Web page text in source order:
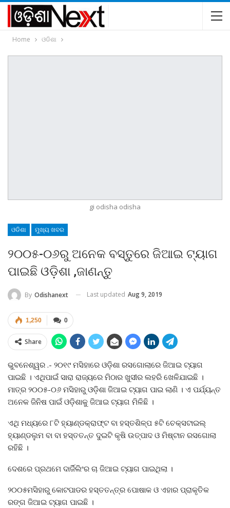
Home ଓଡିଶା
gi odisha odisha
ଓଡିଶା ମୁଖ୍ୟ ଖବର
୨୦୦୫-୦୬ରୁ ଅନେକ ବସ୍ତୁରେ ଜିଆଇ ଟ୍ୟାଗ
ପାଇଛି ଓଡ଼ିଶା ,ଜାଣନ୍ତୁ
By Odishanext Last updated Aug 9, 2019
0
1,250
Share
ଭୁବନେଶ୍ୱର .- ୨୦୧୯ ମସିହାରେ ଓଡ଼ିଶା ରସଗୋଲାରେ ଜିଆଇ ଟ୍ୟାଗ
ପାଇଛି । ଏଥିପାଇଁ ସାରା ରାଜ୍ୟରେ ମିଠାର ଖୁସୀର ଲହରି ଖେଳିଯାଇଛି ।
ମାତ୍ର ୨୦୦୫-୦୬ ମସିହାରୁ ଓଡ଼ିଶା ଜିଆଇ ଟ୍ୟାଗ ପାଇ ଲାଣି । ଏ ପର୍ଯ୍ୟନ୍ତ
ଅନେକ ଜିନିଷ ପାଇଁ ଓଡ଼ିଶାକୁ ଜିଆଇ ଟ୍ୟାଗ ମିଳିଛି ।
ଏଥି ମଧ୍ୟରେ ୮ଟି ହ୍ୟାଣ୍ଡକ୍ରାଫ୍ଟ ବା ହସ୍ତଶିଳ୍ପ ୫ଟି ଚେକ୍ସଟାଇଲ୍‌
ହ୍ୟାଣ୍ଡଲୁମ ବା ବା ହସ୍ତତନ୍ତ ଦୁଇଟି କୃଷି ଉତ୍ପାଦ ଓ ମିଷ୍ଟାନ ରସଗୋଲା
ରହିଛି ।
ଦେଶରେ ପ୍ରଥମେ ଦାର୍ଜିଲିଂର ଚା ଜିଆଇ ଟ୍ୟାଗ ପାଇଥିଲା ।
୨୦୦୫ମସିହାରୁ କୋଟପାଡର ହସ୍ତତନ୍ତ୍ର ପୋଷାକ ଓ ଏହାର ପ୍ରାକୃତିକ
ରଙ୍ଗ ଜିଆଇ ଟ୍ୟାଗ ପାଇଛି ।